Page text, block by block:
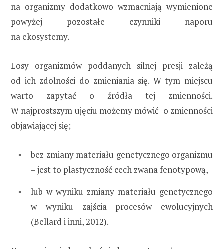
na organizmy dodatkowo wzmacniają wymienione
powyżej pozostałe czynniki naporu
na ekosystemy.
Losy organizmów poddanych silnej presji zależą
od ich zdolności do zmieniania się. W tym miejscu
warto zapytać o źródła tej zmienności.
W najprostszym ujęciu możemy mówić o zmienności
objawiającej się;
bez zmiany materiału genetycznego organizmu
– jest to plastyczność cech zwana fenotypową,
lub w wyniku zmiany materiału genetycznego
w wyniku zajścia procesów ewolucyjnych
(Bellard i inni, 2012).